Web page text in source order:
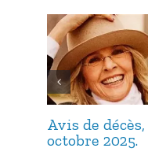
Avis de décès,
octobre 2025.